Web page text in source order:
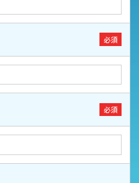
必須
必須